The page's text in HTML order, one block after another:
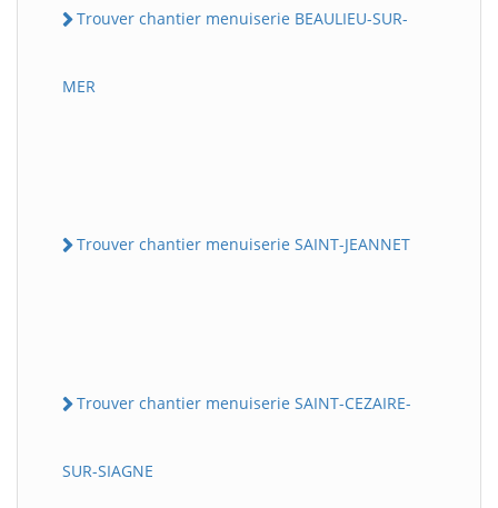
Trouver chantier menuiserie BEAULIEU-SUR-
MER
Trouver chantier menuiserie SAINT-JEANNET
Trouver chantier menuiserie SAINT-CEZAIRE-
SUR-SIAGNE